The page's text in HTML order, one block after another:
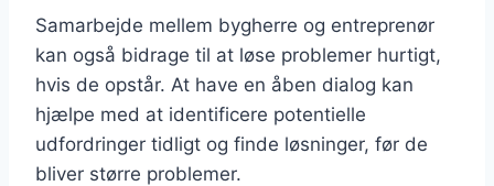
Samarbejde mellem bygherre og entreprenør
kan også bidrage til at løse problemer hurtigt,
hvis de opstår. At have en åben dialog kan
hjælpe med at identificere potentielle
udfordringer tidligt og finde løsninger, før de
bliver større problemer.